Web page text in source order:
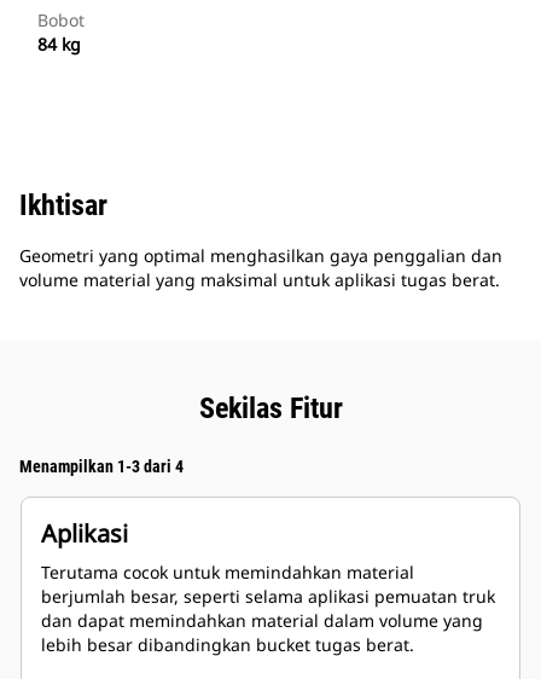
Bobot
84 kg
Ikhtisar
Geometri yang optimal menghasilkan gaya penggalian dan
volume material yang maksimal untuk aplikasi tugas berat.
Sekilas Fitur
Menampilkan 1-3 dari 4
Aplikasi
Terutama cocok untuk memindahkan material
berjumlah besar, seperti selama aplikasi pemuatan truk
dan dapat memindahkan material dalam volume yang
lebih besar dibandingkan bucket tugas berat.